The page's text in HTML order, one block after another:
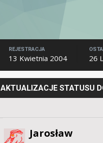
REJESTRACJA
13 Kwietnia 2004 26
AKTUALIZACJE STATUSU
Jarosław